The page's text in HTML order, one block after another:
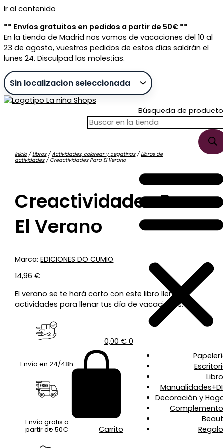
Ir al contenido
** Envíos gratuitos en pedidos a partir de 50€ **
En la tienda de Madrid nos vamos de vacaciones del 10 al
23 de agosto, vuestros pedidos de estos días saldrán el
lunes 24. Disculpad las molestias.
Búsqueda de
0,00 € 0
Carrito
Decoración y
Inicio/Libros/Actividades, colorear y pegatinas/Libros de
actividades/ Creactividades Para El Verano
Creactividades Para
El Verano
Marca:EDICIONES DO CUMIO
14,96€
El verano se te hará corto con este libro lleno de
actividades para llenar tus día de vacaciones.
Envío en 24/48h
Envío gratis a
partir de 50€